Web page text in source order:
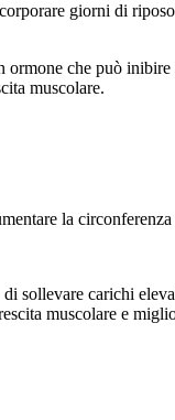
giorni di
che può
muscolare.
la
carichi
muscolare e